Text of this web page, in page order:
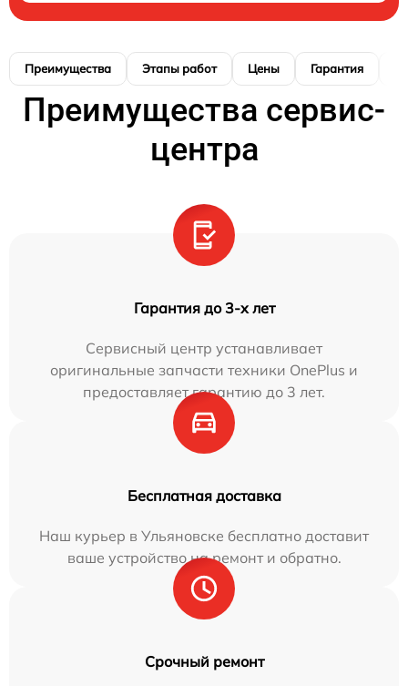
Преимущества Этапы работ Цены Гарантия
Преимущества сервис-
центра
Гарантия до 3-х лет
Сервисный центр устанавливает
оригинальные запчасти техники OnePlus и
предоставляет гарантию до 3 лет.
Бесплатная доставка
Наш курьер в Ульяновске бесплатно доставит
ваше устройство на ремонт и обратно.
Срочный ремонт